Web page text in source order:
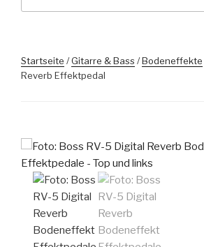
Startseite /Gitarre & Bass /Bodeneffekte
Reverb Effektpedal